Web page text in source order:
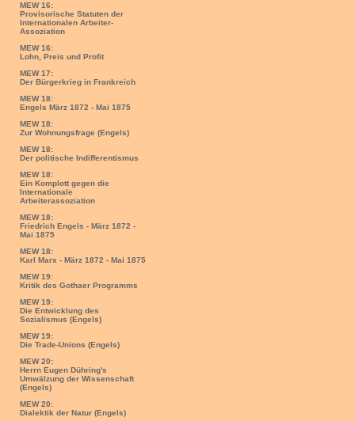
MEW 16:
Provisorische Statuten der
Internationalen Arbeiter-
Assoziation
MEW 16:
Lohn, Preis und Profit
MEW 17:
Der Bürgerkrieg in Frankreich
MEW 18:
Engels März 1872 - Mai 1875
MEW 18:
Zur Wohnungsfrage (Engels)
MEW 18:
Der politische Indifferentismus
MEW 18:
Ein Komplott gegen die
Internationale
Arbeiterassoziation
MEW 18:
Friedrich Engels - März 1872 -
Mai 1875
MEW 18:
Karl Marx - März 1872 - Mai 1875
MEW 19:
Kritik des Gothaer Programms
MEW 19:
Die Entwicklung des
Sozialismus (Engels)
MEW 19:
Die Trade-Unions (Engels)
MEW 20:
Herrn Eugen Dühring's
Umwälzung der Wissenschaft
(Engels)
MEW 20:
Dialektik der Natur (Engels)